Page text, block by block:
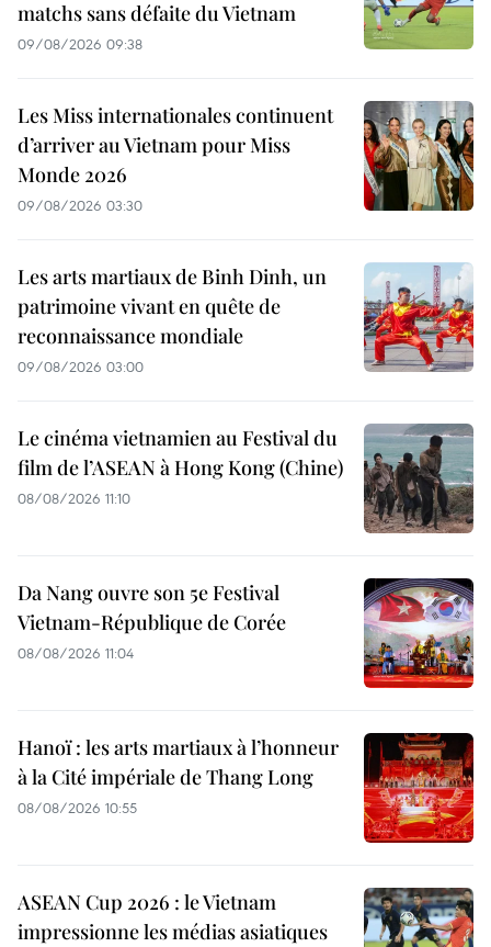
matchs sans défaite du Vietnam
09/08/2026 09:38
Les Miss internationales continuent
d’arriver au Vietnam pour Miss
Monde 2026
09/08/2026 03:30
Les arts martiaux de Binh Dinh, un
patrimoine vivant en quête de
reconnaissance mondiale
09/08/2026 03:00
Le cinéma vietnamien au Festival du
film de l’ASEAN à Hong Kong (Chine)
08/08/2026 11:10
Da Nang ouvre son 5e Festival
Vietnam-République de Corée
08/08/2026 11:04
Hanoï : les arts martiaux à l’honneur
à la Cité impériale de Thang Long
08/08/2026 10:55
ASEAN Cup 2026 : le Vietnam
impressionne les médias asiatiques